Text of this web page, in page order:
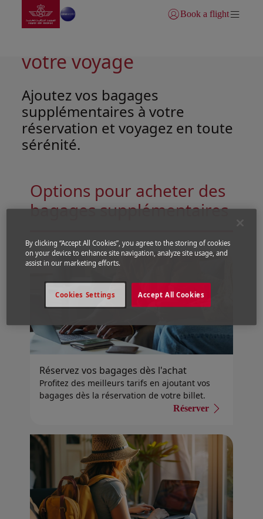
Saut au contenu principal
Aller à la page accueil
Se connecter | S’inscrire)
Book a flight
votre voyage
Ajoutez vos bagages
supplémentaires à votre
réservation et voyagez en toute
sérénité.
Options pour acheter des
bagages supplémentaires
Open in a new window
Open in a new window
Réservez vos bagages dès l'achat
Profitez des meilleurs tarifs en ajoutant vos
bagages dès la réservation de votre billet.
Réserver
By clicking “Accept All Cookies”, you agree to the storing of cookies
on your device to enhance site navigation, analyze site usage, and
assist in our marketing efforts.
Accept All Cookies
Cookies Settings